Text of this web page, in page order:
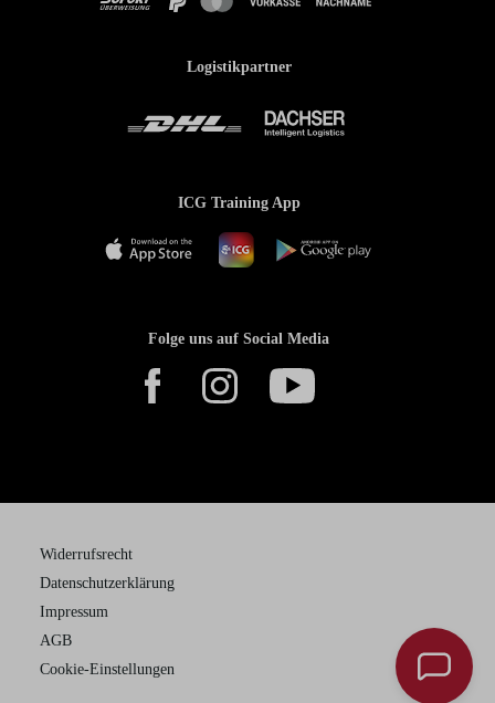
Logistikpartner
ICG Training App
Folge uns auf Social Media
Widerrufsrecht
Datenschutzerklärung
Impressum
AGB
Cookie-Einstellungen